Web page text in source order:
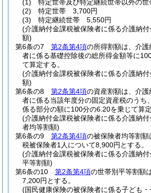
(1)
特定世帯及び特定継続世帯以外の
(2)
特定世帯 3,700円
(3)
特定継続世帯 5,550円
(介護納付金課税被保険者に係る介護納付
額)
第6条の7
第2条第4項の所得割額は、介
者に係る基礎控除後の総所得金額等に
て算定する。
(介護納付金課税被保険者に係る介護納付
額)
第6条の8
第2条第4項の資産割額は、介
者に係る当該年度分の固定資産税のうち
係る部分の額に100分の6.20を乗じて算定
(介護納付金課税被保険者に係る介護納
者均等割額)
第6条の9
第2条第4項の被保険者均等割
税被保険者1人について8,900円とする。
(介護納付金課税被保険者に係る介護納付
平等割額)
第6条の10
第2条第4項の世帯別平等割額
7,200円とする。
(国民健康保険の被保険者に係る子ども